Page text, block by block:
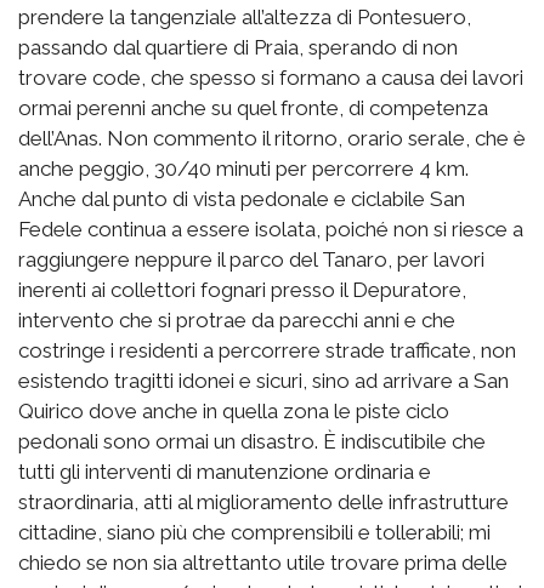
prendere la tangenziale all’altezza di Pontesuero,
passando dal quartiere di Praia, sperando di non
trovare code, che spesso si formano a causa dei lavori
ormai perenni anche su quel fronte, di competenza
dell’Anas. Non commento il ritorno, orario serale, che è
anche peggio, 30/40 minuti per percorrere 4 km.
Anche dal punto di vista pedonale e ciclabile San
Fedele continua a essere isolata, poiché non si riesce a
raggiungere neppure il parco del Tanaro, per lavori
inerenti ai collettori fognari presso il Depuratore,
intervento che si protrae da parecchi anni e che
costringe i residenti a percorrere strade trafficate, non
esistendo tragitti idonei e sicuri, sino ad arrivare a San
Quirico dove anche in quella zona le piste ciclo
pedonali sono ormai un disastro. È indiscutibile che
tutti gli interventi di manutenzione ordinaria e
straordinaria, atti al miglioramento delle infrastrutture
cittadine, siano più che comprensibili e tollerabili; mi
chiedo se non sia altrettanto utile trovare prima delle